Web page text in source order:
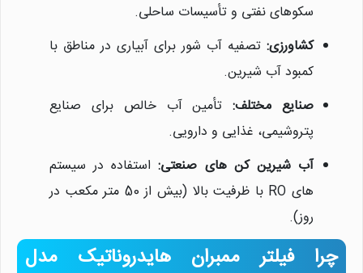
سکوهای نفتی و تأسیسات ساحلی.
کشاورزی: تصفیه آب شور برای آبیاری در مناطق با
کمبود آب شیرین.
صنایع مختلف:تأمین آب خالص برای صنایع
پتروشیمی، غذایی و دارویی.
آب شیرین کن های صنعتی:استفاده در سیستم
های RO با ظرفیت بالا (بیش از 50 متر مکعب در
روز).
چرا فیلتر ممبران هایدروناتیک مدل